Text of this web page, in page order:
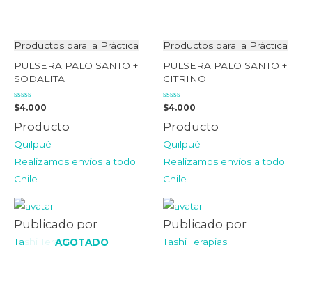
AGOTADO
Productos para la Práctica
PULSERA PALO SANTO +
SODALITA
Valorado
en
0
de
$4.000
Producto
Quilpué
Realizamos envíos a todo
Chile
Publicado por
Tashi Terapias
Productos para la Práctica
PULSERA PALO SANTO +
CITRINO
Valorado
en
0
de
$4.000
Producto
Quilpué
Realizamos envíos a todo
Chile
Publicado por
Tashi Terapias